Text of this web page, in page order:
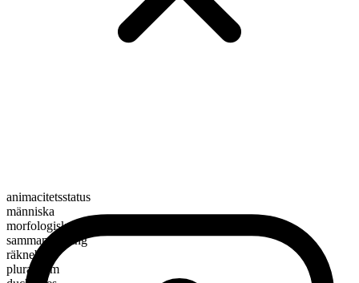
animacitetsstatus
människa
morfologisk sammansättning
sammansättning
räknebart
pluralform